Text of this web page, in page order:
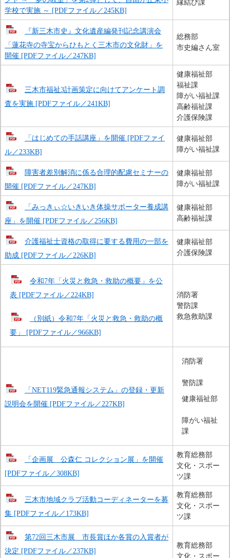
学校で実施 ～ [PDFファイル／245KB]
縁結び課
『新三木市史』文化遺産編発刊記念講演会
「蓮花寺の寺宝からひもとく三木市の文化財」を
開催 [PDFファイル／247KB]
総務部
市史編さん室
三木市福祉3計画策定に向けてアンケート調
査を実施 [PDFファイル／241KB]
健康福祉部
福祉課
障がい福祉課
高齢福祉課
介護保険課
「はじめての手話講座」を開催 [PDFファイ
ル／233KB]
健康福祉部
障がい福祉課
障害者差別解消に係る合理的配慮セミナーの
開催 [PDFファイル／247KB]
健康福祉部
障がい福祉課
「みっきぃ☆いきいき体操サポーター養成講
座」を開催 [PDFファイル／256KB]
健康福祉部
高齢福祉課
介護福祉士資格の取得に要する費用の一部を
助成 [PDFファイル／226KB]
健康福祉部
介護保険課
令和7年「火災と救急・救助の概要」を公
表 [PDFファイル／224KB]
（別紙）令和7年「火災と救急・救助の概
要」 [PDFファイル／966KB]
消防署
警防課
救急救助課
「NET119緊急通報システム」の登録・更新
説明会を開催 [PDFファイル／227KB]
消防署
警防課
健康福祉部
障がい福祉
課
「企画展 公森仁 コレクション展」を開催
[PDFファイル／308KB]
教育総務部
文化・スポー
ツ課
三木市地域クラブ活動コーディネーターを募
集 [PDFファイル／173KB]
教育総務部
文化・スポー
ツ課
第72回三木市展 市長賞ほか各賞の入賞者が
決定 [PDFファイル／237KB]
教育総務部
文化・スポー